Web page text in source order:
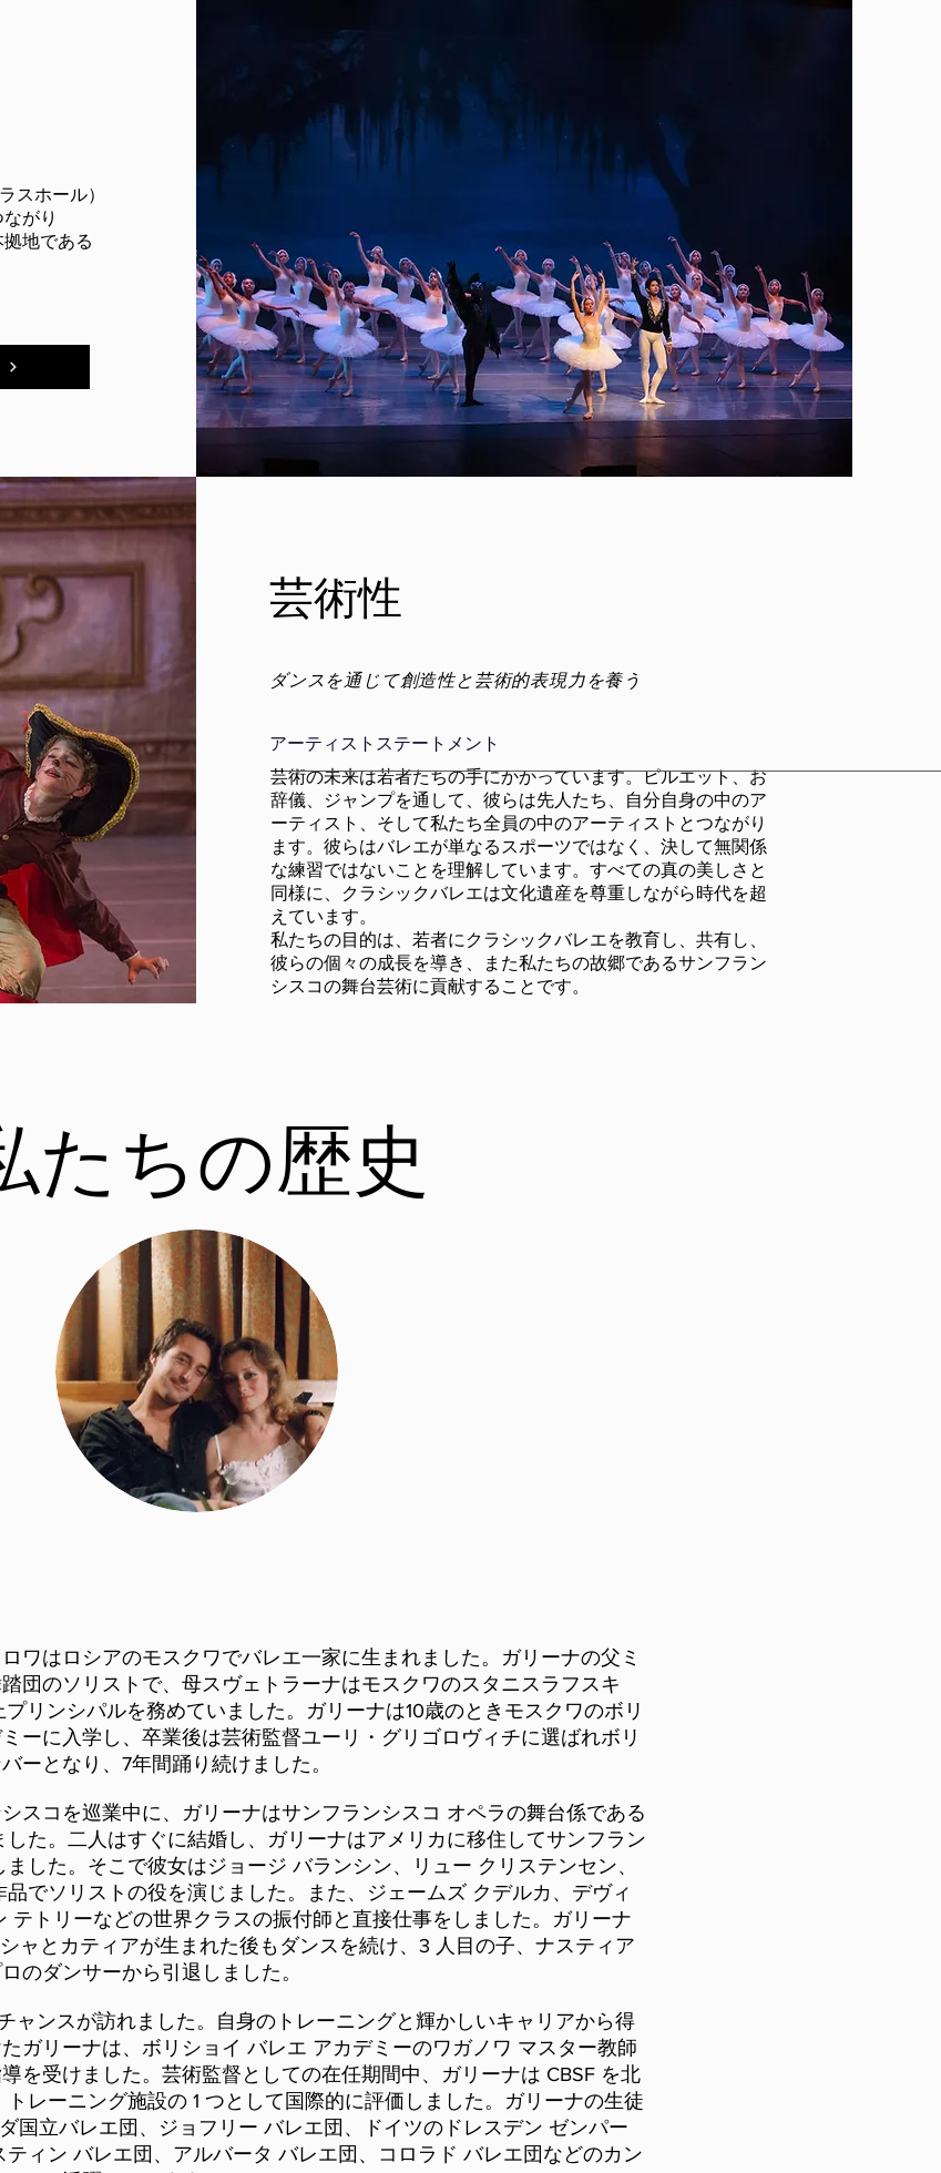
スホール）
がり
地である
芸術性
ダンスを通じて創造性と芸術的表現力を養う
アーティストステートメント
芸術の未来は若者たちの手にかかっています。ピルエット、お
辞儀、ジャンプを通して、彼らは先人たち、自分自身の中のア
ーティスト、そして私たち全員の中のアーティストとつながり
ます。彼らはバレエが単なるスポーツではなく、決して無関係
な練習ではないことを理解しています。すべての真の美しさと
同様に、クラシックバレエは文化遺産を尊重しながら時代を超
えています。
私たちの目的は、若者にクラシックバレエを教育し、共有し、
彼らの個々の成長を導き、また私たちの故郷であるサンフラン
シスコの舞台芸術に貢献することです。
たちの歴史
ワはロシアのモスクワでバレエ一家に生まれました。ガリーナの父ミ
団のソリストで、母スヴェトラーナはモスクワのスタニスラフスキ
リンシパルを務めていました。ガリーナは10歳のときモスクワのボリ
ーに入学し、卒業後は芸術監督ユーリ・グリゴロヴィチに選ばれボリ
ーとなり、7年間踊り続けました。
スコを巡業中に、ガリーナはサンフランシスコ オペラの舞台係である
た。二人はすぐに結婚し、ガリーナはアメリカに移住してサンフラン
した。そこで彼女はジョージ バランシン、リュー クリステンセン、
でソリストの役を演じました。また、ジェームズ クデルカ、デヴィ
テトリーなどの世界クラスの振付師と直接仕事をしました。ガリーナ
ャとカティアが生まれた後もダンスを続け、3 人目の子、ナスティア
のダンサーから引退しました。
ャンスが訪れました。自身のトレーニングと輝かしいキャリアから得
ガリーナは、ボリショイ バレエ アカデミーのワガノワ マスター教師
を受けました。芸術監督としての在任期間中、ガリーナは CBSF を北
レーニング施設の 1 つとして国際的に評価しました。ガリーナの生徒
国立バレエ団、ジョフリー バレエ団、ドイツのドレスデン ゼンパー
ィン バレエ団、アルバータ バレエ団、コロラド バレエ団などのカン